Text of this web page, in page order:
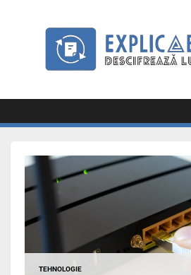
Explicabil
TEHNOLOGIE